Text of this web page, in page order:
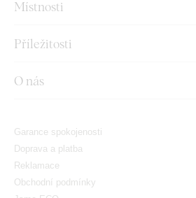
Místnosti
Příležitosti
O nás
Garance spokojenosti
Doprava a platba
Reklamace
Obchodní podmínky